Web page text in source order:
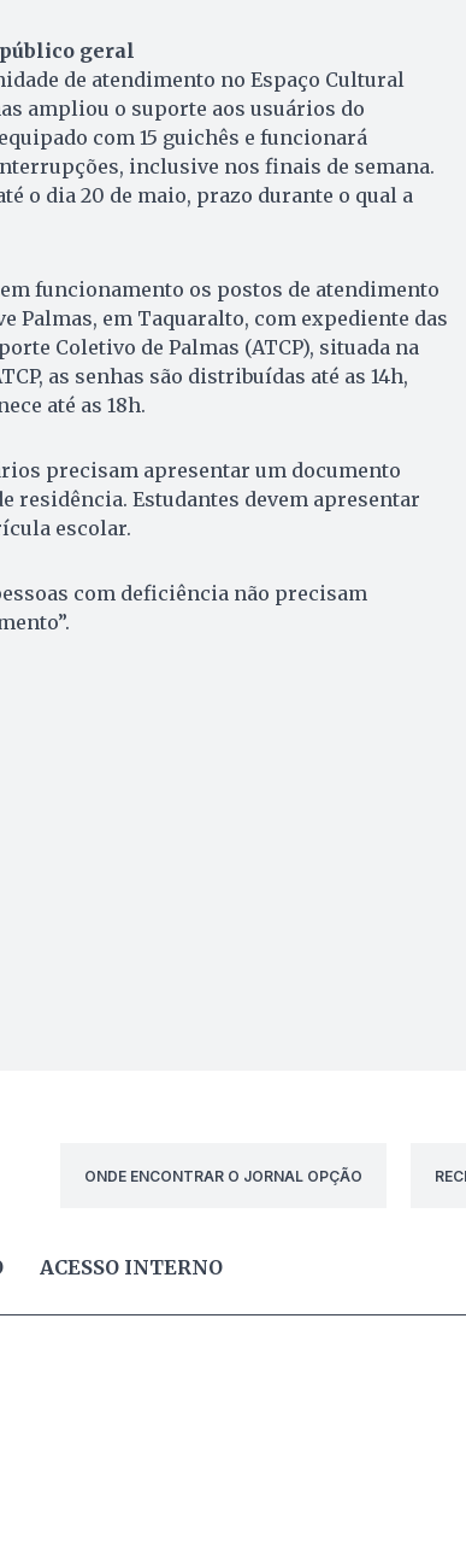
geral
de atendimento no Espaço Cultural
ampliou o suporte aos usuários do
com 15 guichês e funcionará
inclusive nos finais de semana.
o dia 20 de maio, prazo durante o qual a
funcionamento os postos de atendimento
Palmas, em Taquaralto, com expediente das
Coletivo de Palmas (ATCP), situada na
as senhas são distribuídas até as 14h,
até as 18h.
precisam apresentar um documento
residência. Estudantes devem apresentar
escolar.
com deficiência não precisam
ONDE ENCONTRAR O JORNAL OPÇÃO
ACESSO INTERNO